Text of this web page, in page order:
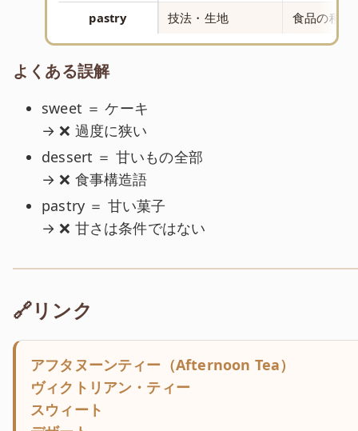
pastry
技法・生地 食品の種類
よくある誤解
sweet ＝ ケーキ
→ ❌ 過度に狭い
dessert ＝ 甘いもの全部
→ ❌ 食事構造語
pastry ＝ 甘い菓子
→ ❌ 甘さは条件ではない
🔗リンク
アフタヌーンティー（Afternoon Tea）
ヴィクトリアン・ティー
スウィート